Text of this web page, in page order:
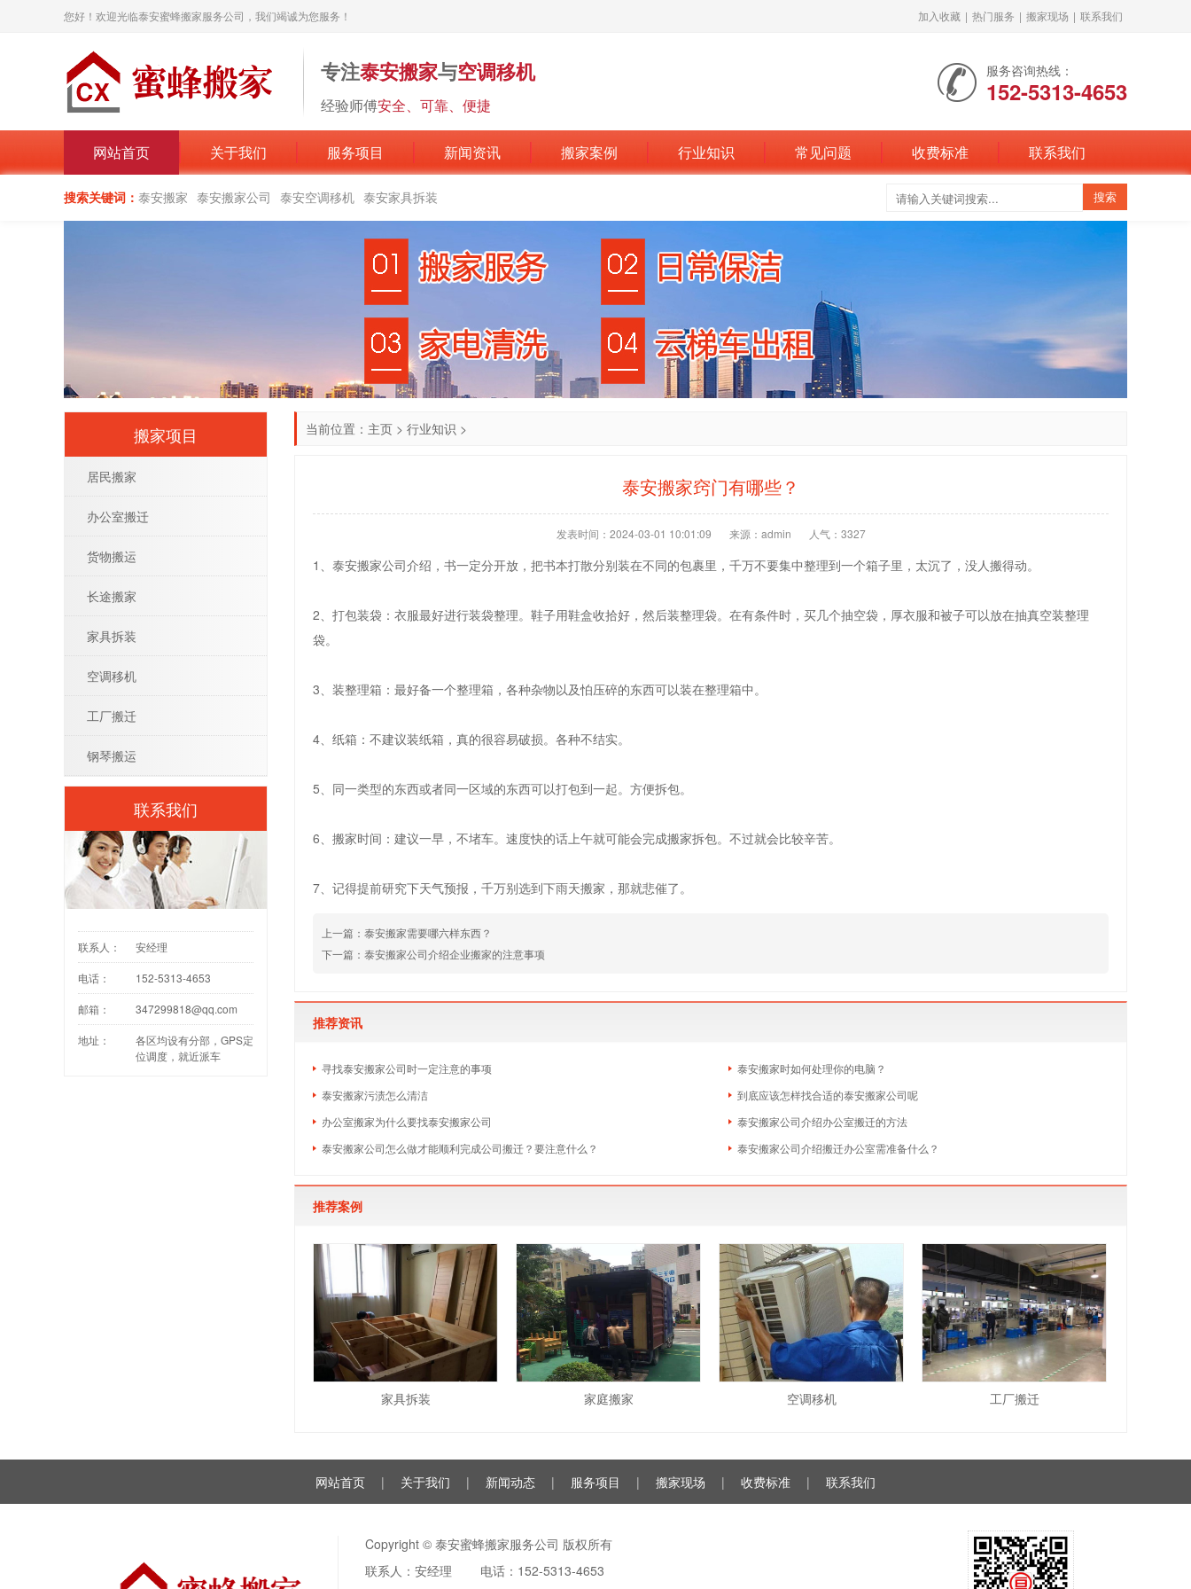
您好！欢迎光临泰安蜜蜂搬家服务公司，我们竭诚为您服务！ 加入收藏 | 热门服务 | 搬家现场 | 联系我们
专注泰安搬家与空调移机
经验师傅安全、可靠、便捷
服务咨询热线：
152-5313-4653
网站首页 关于我们 服务项目 新闻资讯 搬家案例 行业知识 常见问题 收费标准 联系我们
搜索关键词： 泰安搬家 泰安搬家公司 泰安空调移机 泰安家具拆装
当前位置： 主页 > 行业知识 >
泰安搬家窍门有哪些？
发表时间：2024-03-01 10:01:09 来源：admin 人气：3327
1、泰安搬家公司介绍，书一定分开放，把书本打散分别装在不同的包裹里，千万不要集中整理到一个箱子里，太沉了，没人搬得动。
2、打包装袋：衣服最好进行装袋整理。鞋子用鞋盒收拾好，然后装整理袋。在有条件时，买几个抽空袋，厚衣服和被子可以放在抽真空装整理
袋。
3、装整理箱：最好备一个整理箱，各种杂物以及怕压碎的东西可以装在整理箱中。
4、纸箱：不建议装纸箱，真的很容易破损。各种不结实。
5、同一类型的东西或者同一区域的东西可以打包到一起。方便拆包。
6、搬家时间：建议一早，不堵车。速度快的话上午就可能会完成搬家拆包。不过就会比较辛苦。
7、记得提前研究下天气预报，千万别选到下雨天搬家，那就悲催了。
上一篇： 泰安搬家需要哪六样东西？
下一篇： 泰安搬家公司介绍企业搬家的注意事项
推荐资讯
寻找泰安搬家公司时一定注意的事项
泰安搬家时如何处理你的电脑？
泰安搬家污渍怎么清洁
到底应该怎样找合适的泰安搬家公司呢
办公室搬家为什么要找泰安搬家公司
泰安搬家公司介绍办公室搬迁的方法
泰安搬家公司怎么做才能顺利完成公司搬迁？要注意什么？
泰安搬家公司介绍搬迁办公室需准备什么？
推荐案例
家具拆装 家庭搬家 空调移机 工厂搬迁
搬家项目
居民搬家
办公室搬迁
货物搬运
长途搬家
家具拆装
空调移机
工厂搬迁
钢琴搬运
联系我们
联系人： 安经理
电话： 152-5313-4653
邮箱： 347299818@qq.com
地址：
各区均设有分部，GPS定
位调度，就近派车
网站首页 | 关于我们 | 新闻动态 | 服务项目 | 搬家现场 | 收费标准 | 联系我们
Copyright © 泰安蜜蜂搬家服务公司 版权所有
联系人：安经理 电话：152-5313-4653